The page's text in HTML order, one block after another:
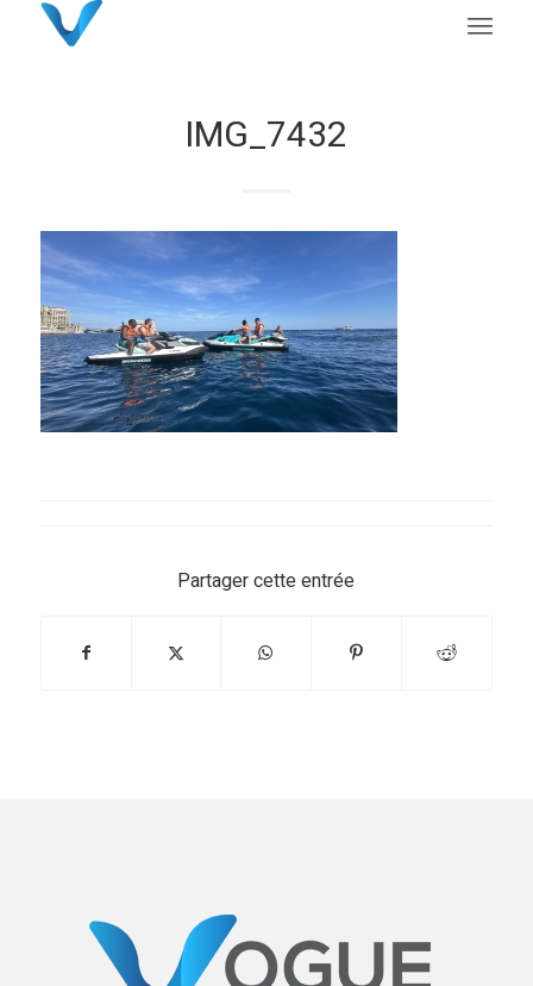
IMG_7432
Partager cette entrée